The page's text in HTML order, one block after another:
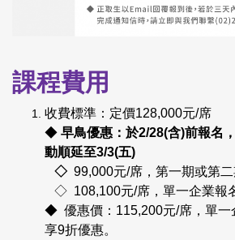
課程費用
收費標準：定價128,000元/席
◆ 早鳥優惠：於2/28(含)前報名，
動順延至3/3(五)
◇ 99,000元/席，第一期或第二
◇ 108,100元/席，單一企業報
◆ 優惠價：115,200元/席，單一
享9折優惠。